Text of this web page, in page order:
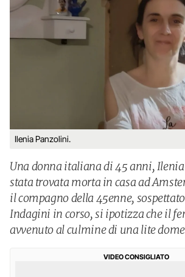
Ilenia Panzolini.
Una donna italiana di 45 anni,
stata trovata morta in casa ad
il compagno della 45enne,
Indagini in corso, si ipotizza che il
avvenuto al culmine di una lite
VIDEO CONSIGLIATO